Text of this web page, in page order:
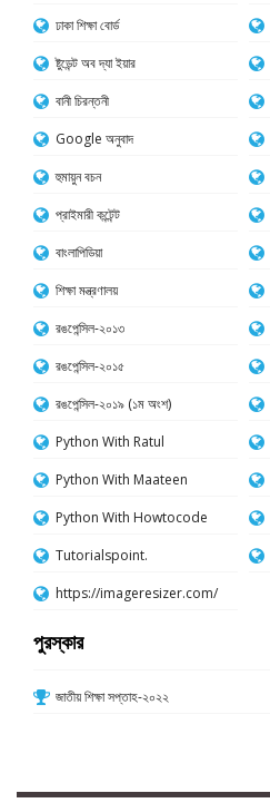
ঢাকা শিক্ষা বোর্ড
ষ্টুডেন্ট অব দ্যা ইয়ার
বানী চিরন্তনী
Google অনুবাদ
হুমায়ুন বচন
প্রাইমারী কন্টেন্ট
বাংলাপিডিয়া
শিক্ষা মন্ত্রণালয়
রঙপেন্সিল-২০১৩
রঙপেন্সিল-২০১৫
রঙপেন্সিল-২০১৯ (১ম অংশ)
Python With Ratul
Python With Maateen
Python With Howtocode
Tutorialspoint.
https://imageresizer.com/
পুরস্কার
জাতীয় শিক্ষা সপ্তাহ-২০২২